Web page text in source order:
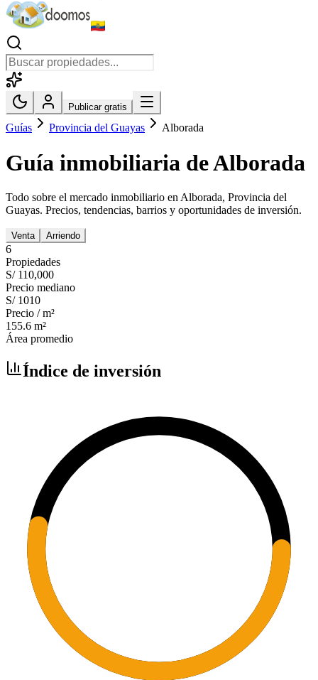
Publicar gratis
Guías Provincia del Guayas Alborada
Guía inmobiliaria deAlborada
Todo sobre el mercado inmobiliario en Alborada, Provincia del
Guayas. Precios, tendencias, barrios y oportunidades de inversión.
Venta Arriendo
6
Propiedades
S/ 110,000
Precio mediano
S/ 1010
Precio / m²
155.6 m²
Área promedio
Índice de inversión